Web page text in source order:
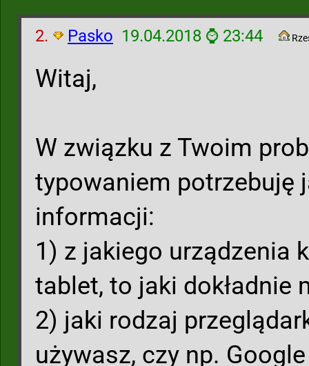
2. Pasko 19.04.2018 ⌚ 23:44
Witaj,
W związku z Twoim
typowaniem potrzebuję
informacji:
1) z jakiego urządzenia
tablet, to jaki dokładnie
2) jaki rodzaj
używasz, czy np.